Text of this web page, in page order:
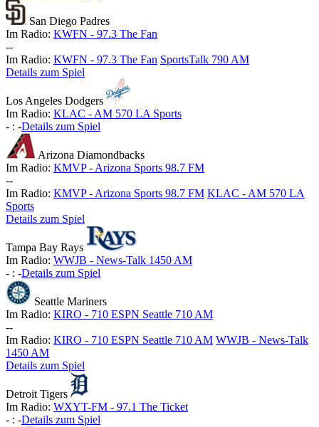
San Diego Padres
Im Radio: KWFN - 97.3 The Fan
--
Im Radio: KWFN - 97.3 The Fan SportsTalk 790 AM
Details zum Spiel
Los Angeles Dodgers
Im Radio: KLAC - AM 570 LA Sports
- : -Details zum Spiel
Arizona Diamondbacks
Im Radio: KMVP - Arizona Sports 98.7 FM
--
Im Radio: KMVP - Arizona Sports 98.7 FM KLAC - AM 570 LA
Sports
Details zum Spiel
Tampa Bay Rays
Im Radio: WWJB - News-Talk 1450 AM
- : -Details zum Spiel
Seattle Mariners
Im Radio: KIRO - 710 ESPN Seattle 710 AM
--
Im Radio: KIRO - 710 ESPN Seattle 710 AM WWJB - News-Talk
1450 AM
Details zum Spiel
Detroit Tigers
Im Radio: WXYT-FM - 97.1 The Ticket
- : -Details zum Spiel